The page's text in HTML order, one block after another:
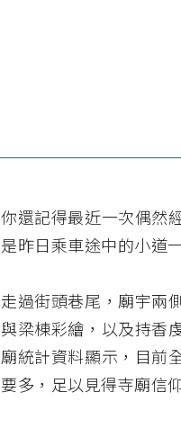
你還記得最近一次偶然
是昨日乘車途中的小道
走過街頭巷尾，廟宇兩
與梁棟彩繪，以及持香
廟統計資料顯示，目前
要多，足以見得寺廟信